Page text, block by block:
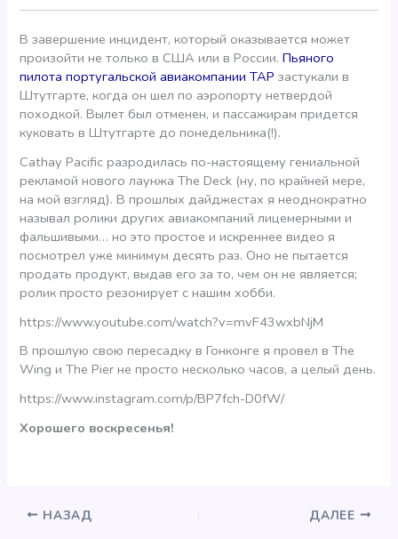
В завершение инцидент, который оказывается может
произойти не только в США или в России.Пьяного
пилота португальской авиакомпании ТАР застукали в
Штутгарте, когда он шел по аэропорту нетвердой
походкой. Вылет был отменен, и пассажирам придется
куковать в Штутгарте до понедельника(!).
Cathay Pacific разродилась по-настоящему гениальной
рекламой нового лаунжа The Deck (ну, по крайней мере,
на мой взгляд). В прошлых дайджестах я неоднократно
называл ролики других авиакомпаний лицемерными и
фальшивыми… но это простое и искреннее видео я
посмотрел уже минимум десять раз. Оно не пытается
продать продукт, выдав его за то, чем он не является;
ролик просто резонирует с нашим хобби.
https://www.youtube.com/watch?v=mvF43wxbNjM
В прошлую свою пересадку в Гонконге я провел в The
Wing и The Pier не просто несколько часов, а целый день.
https://www.instagram.com/p/BP7fch-D0fW/
Хорошего воскресенья!
НАЗАД ДАЛЕЕ